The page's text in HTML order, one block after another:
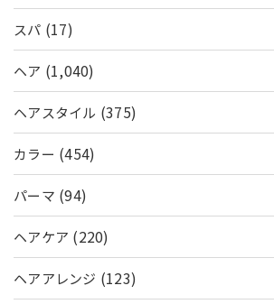
スパ (17)
ヘア (1,040)
ヘアスタイル (375)
カラー (454)
パーマ (94)
ヘアケア (220)
ヘアアレンジ (123)